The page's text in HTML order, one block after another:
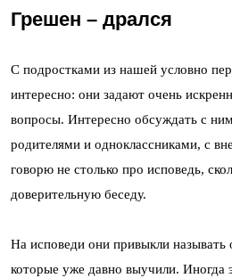
Грешен – дрался
С подростками из нашей условно
интересно: они задают очень
вопросы. Интересно обсуждать с
родителями и одноклассниками, с
говорю не столько про исповедь,
доверительную беседу.
На исповеди они привыкли называть
которые уже давно выучили. Иногда